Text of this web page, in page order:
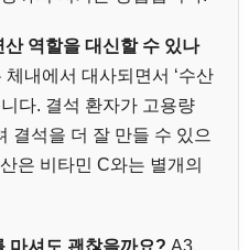
역할을 대신할 수 있나
내에서 대사되면서 ‘수산
다. 결석 환자가 고용량
결석을 더 잘 만들 수 있으
은 비타민 C와는 별개의
마셔도 괜찮을까요? A3.